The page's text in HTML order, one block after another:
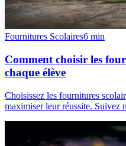
Fournitures Scolaires6 min
Comment choisir les
chaque élève
Choisissez les fournitures
maximiser leur réussite. Suivez